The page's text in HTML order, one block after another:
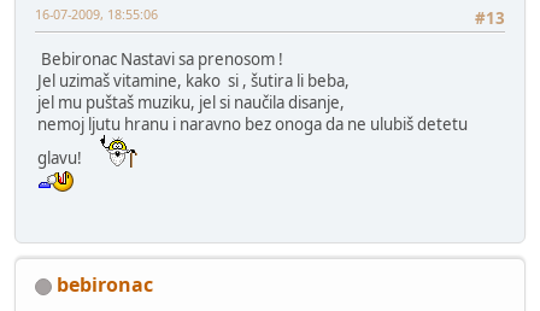
#13
16-07-2009, 18:55:06
Bebironac Nastavi sa prenosom !
Jel uzimaš vitamine, kako si , šutira li beba,
jel mu puštaš muziku, jel si naučila disanje,
nemoj ljutu hranu i naravno bez onoga da ne ulubiš detetu
glavu!
bebironac